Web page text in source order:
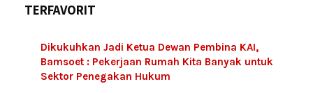
TERFAVORIT
Dikukuhkan Jadi Ketua Dewan Pembina KAI,
Bamsoet : Pekerjaan Rumah Kita Banyak untuk
Sektor Penegakan Hukum